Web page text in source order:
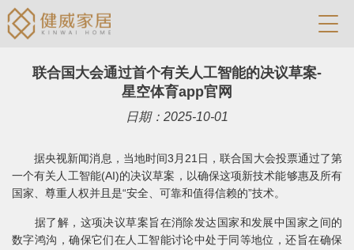
联合国大会通过首个有关人工智能的决议草案-
星空体育app官网
日期：2025-10-01
据央视新闻消息，当地时间3月21日，联合国大会投票通过了第
一个有关人工智能(AI)的决议草案，以确保这项新技术能够惠及所有
国家、尊重人权并且是“安全、可靠和值得信赖的”技术。
据了解，这项决议草案旨在消除发达国家和发展中国家之间的
数字鸿沟，确保它们在人工智能讨论中处于同等地位，还旨在确保